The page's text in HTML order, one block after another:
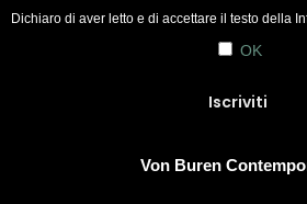
Dichiaro di aver letto e di accettare il testo della
OK
Von Buren